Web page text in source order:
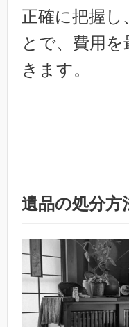
正確に把握し
とで、費用
きます。
遺品の処分方